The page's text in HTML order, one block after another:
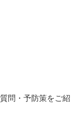
問・予防策をご紹